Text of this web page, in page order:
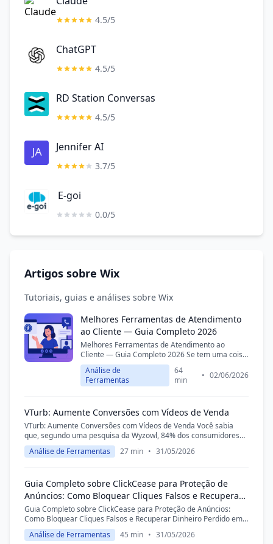
4.5/5
ChatGPT
4.5/5
RD Station Conversas
4.5/5
Jennifer AI
3.7/5
E-goi
0.0/5
Artigos sobre Wix
Tutoriais, guias e análises sobre Wix
Melhores Ferramentas de Atendimento
ao Cliente — Guia Completo 2026
Melhores Ferramentas de Atendimento ao
Cliente — Guia Completo 2026 Se tem uma coisa
que eu aprendi em mais de uma década
mergulhado no universo de CX e tecnologia no
Brasil, é que a diferença entre...
Análise de
Ferramentas
64
min
• 02/06/2026
VTurb: Aumente Conversões com Vídeos de Venda
VTurb: Aumente Conversões com Vídeos de Venda Você sabia
que, segundo uma pesquisa da Wyzowl, 84% dos consumidores
afirmam que foram convencidos a comprar um produto ou
serviço após assistir a um...
Análise de Ferramentas 27 min • 31/05/2026
Guia Completo sobre ClickCease para Proteção de
Anúncios: Como Bloquear Cliques Falsos e Recuperar
Dinheiro Perdido em 2025
Guia Completo sobre ClickCease para Proteção de Anúncios:
Como Bloquear Cliques Falsos e Recuperar Dinheiro Perdido em
2025 Introdução: O Dinheiro que Está Escorrendo pelo Ralo dos
Seus Anúncios Você...
Análise de Ferramentas 45 min • 31/05/2026